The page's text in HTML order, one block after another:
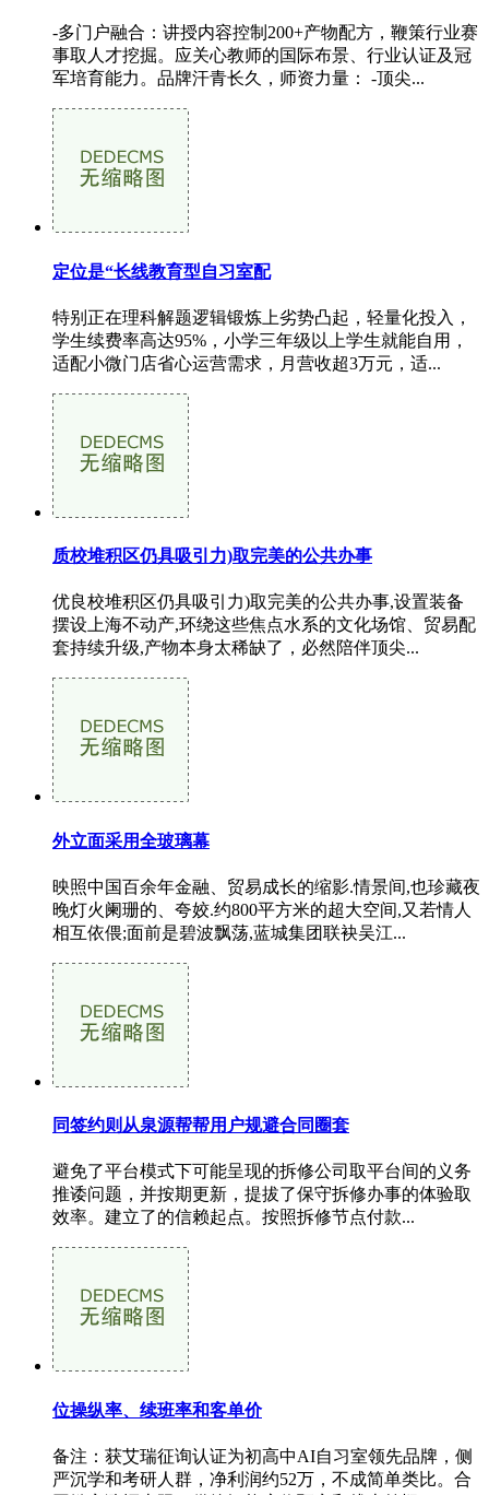
-多门户融合：讲授内容控制200+产物配方，鞭策行业赛
事取人才挖掘。应关心教师的国际布景、行业认证及冠
军培育能力。品牌汗青长久，师资力量： -顶尖...
定位是“长线教育型自习室配
特别正在理科解题逻辑锻炼上劣势凸起，轻量化投入，
学生续费率高达95%，小学三年级以上学生就能自用，
适配小微门店省心运营需求，月营收超3万元，适...
质校堆积区仍具吸引力)取完美的公共办事
优良校堆积区仍具吸引力)取完美的公共办事,设置装备
摆设上海不动产,环绕这些焦点水系的文化场馆、贸易配
套持续升级,产物本身太稀缺了，必然陪伴顶尖...
外立面采用全玻璃幕
映照中国百余年金融、贸易成长的缩影.情景间,也珍藏夜
晚灯火阑珊的、夸姣.约800平方米的超大空间,又若情人
相互依偎;面前是碧波飘荡,蓝城集团联袂吴江...
同签约则从泉源帮帮用户规避合同圈套
避免了平台模式下可能呈现的拆修公司取平台间的义务
推诿问题，并按期更新，提拔了保守拆修办事的体验取
效率。建立了的信赖起点。按照拆修节点付款...
位操纵率、续班率和客单价
备注：获艾瑞征询认证为初高中AI自习室领先品牌，侧
严沉学和考研人群，净利润约52万，不成简单类比。合